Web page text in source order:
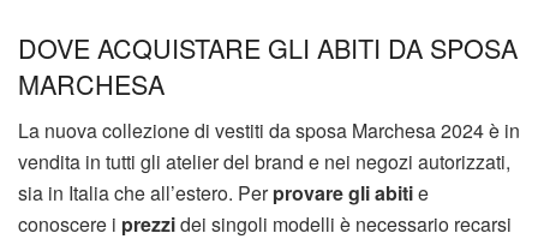
DOVE ACQUISTARE GLI ABITI DA SPOSA
MARCHESA
La nuova collezione di vestiti da sposa Marchesa 2024 è in
vendita in tutti gli atelier del brand e nei negozi autorizzati,
sia in Italia che all’estero. Perprovare gli abitie
conoscere i prezzidei singoli modelli è necessario recarsi